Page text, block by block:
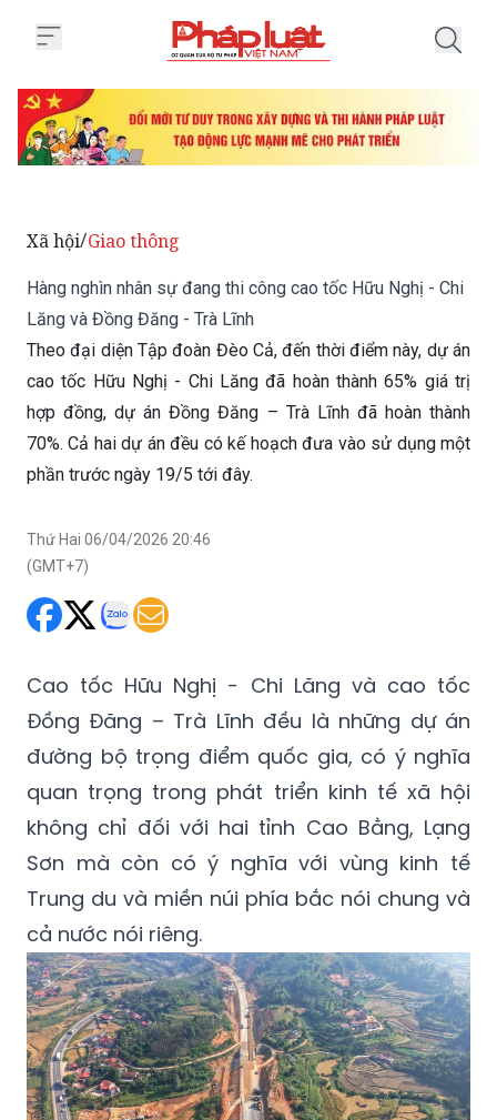
Xã hội/Giao thông
Hàng nghìn nhân sự đang thi công cao tốc Hữu Nghị - Chi
Lăng và Đồng Đăng - Trà Lĩnh
Theo đại diện Tập đoàn Đèo Cả, đến thời điểm này, dự án
cao tốc Hữu Nghị - Chi Lăng đã hoàn thành 65% giá trị
hợp đồng, dự án Đồng Đăng – Trà Lĩnh đã hoàn thành
70%. Cả hai dự án đều có kế hoạch đưa vào sử dụng một
phần trước ngày 19/5 tới đây.
Thứ Hai 06/04/2026 20:46
(GMT+7)
Cao tốc Hữu Nghị - Chi Lăng và cao tốc
Đồng Đăng – Trà Lĩnh đều là những dự án
đường bộ trọng điểm quốc gia, có ý nghĩa
quan trọng trong phát triển kinh tế xã hội
không chỉ đối với hai tỉnh Cao Bằng, Lạng
Sơn mà còn có ý nghĩa với vùng kinh tế
Trung du và miền núi phía bắc nói chung và
cả nước nói riêng.